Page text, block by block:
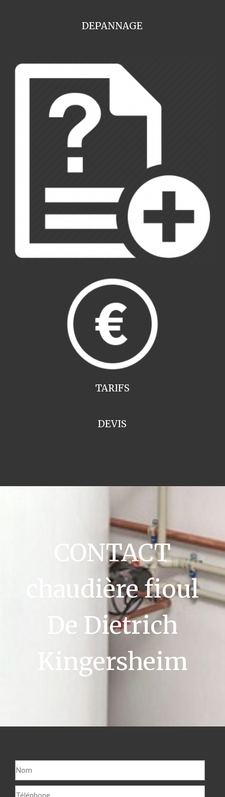
DEPANNAGE
TARIFS
DEVIS
CONTACT
chaudière fioul
De Dietrich
Kingersheim